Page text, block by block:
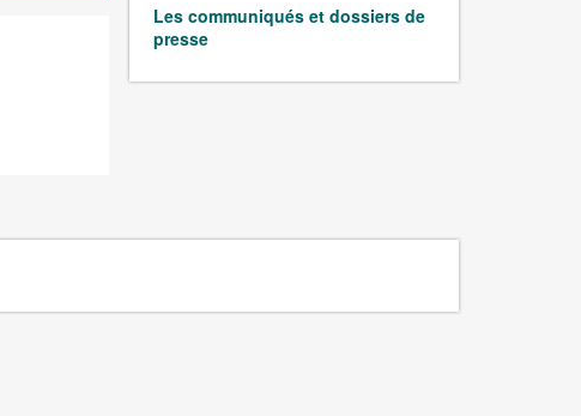
Les communiqués et dossiers de
presse